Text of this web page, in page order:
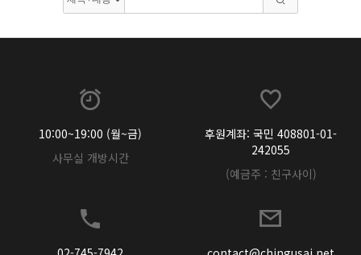
10:00~19:00 (월~금)
사무실 개방시간
후원계좌: 국민 408801-01-
242055
(예금주 : 친구사이)